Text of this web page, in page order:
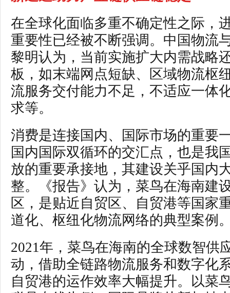
在全球化面临多重不确定性之际，
重要性已经被不断强调。中国物流
黎明认为，当前实施扩大内需战略
板，如末端网点短缺、区域物流枢
流服务交付能力不足，不适应一体
求等。
消费是连接国内、国际市场的重要
国内国际双循环的交汇点，也是我
放的重要承接地，其建设关乎国内
整。《报告》认为，菜鸟在海南建
区，是贴近自贸区、自贸港等国家
道化、枢纽化物流网络的典型案例
2021年，菜鸟在海南的全球数智供
动，借助全链路物流服务和数字化
自贸港的运作效率大幅提升。以菜